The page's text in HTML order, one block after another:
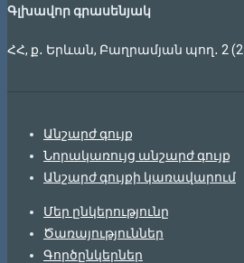
Գլխավոր գրասենյակ
ՀՀ, ք․ Երևան, Բաղրամյան պող․ 2
Անշարժ գույք
Նորակառույց անշարժ գույք
Անշարժ գույքի կառավարում
Մեր ընկերությունը
Ծառայություններ
Գործընկերներ